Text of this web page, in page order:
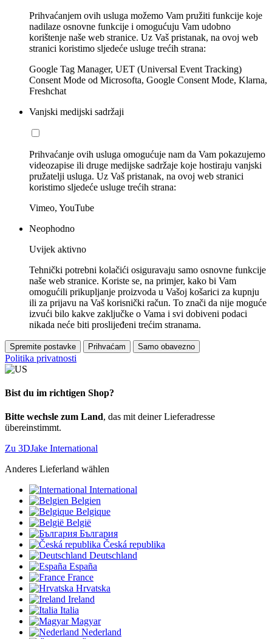
Prihvaćanjem ovih usluga možemo Vam pružiti funkcije koje
nadilaze osnovne funkcije i omogućuju Vam udobno
korištenje naše web stranice. Uz Vaš pristanak, na ovoj web
stranici koristimo sljedeće usluge trećih strana:
Google Tag Manager, UET (Universal Event Tracking)
Consent Mode od Microsofta, Google Consent Mode, Klarna,
Freshchat
Vanjski medijski sadržaji
Prihvaćanje ovih usluga omogućuje nam da Vam pokazujemo
videozapise ili druge medijske sadržaje koje hostiraju vanjski
pružatelji usluga. Uz Vaš pristanak, na ovoj web stranici
koristimo sljedeće usluge trećih strana:
Vimeo, YouTube
Neophodno
Uvijek aktivno
Tehnički potrebni kolačići osiguravaju samo osnovne funkcije
naše web stranice. Koriste se, na primjer, kako bi Vam
omogućili prikupljanje proizvoda u Vašoj košarici za kupnju
ili za prijavu na Vaš korisnički račun. To znači da nije moguće
izvući bilo kakve zaključke o Vama i svi dobiveni podaci
nikada neće biti proslijeđeni trećim stranama.
Spremite postavke Prihvaćam Samo obavezno
Politika privatnosti
Bist du im richtigen Shop?
Bitte wechsle zum Land, das mit deiner Lieferadresse
übereinstimmt.
Zu 3DJake International
Anderes Lieferland wählen
International
Belgien
Belgique
België
България
Česká republika
Deutschland
España
France
Hrvatska
Ireland
Italia
Magyar
Nederland